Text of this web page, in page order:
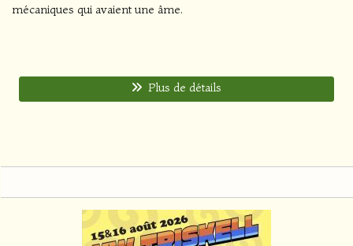
mécaniques qui avaient une âme.
Plus de détails